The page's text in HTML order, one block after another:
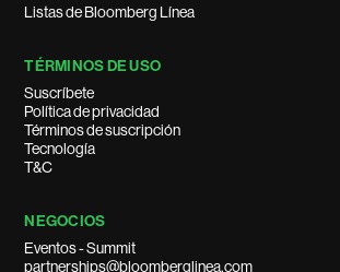
Listas de Bloomberg Línea
TÉRMINOS DE USO
Suscríbete
Política de privacidad
Términos de suscripción
Tecnología
T&C
NEGOCIOS
Eventos - Summit
partnerships@bloomberglinea.com